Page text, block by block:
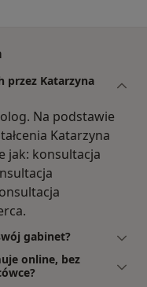
przez Katarzyna
Na podstawie
Katarzyna
jak: konsultacja
gabinet?
online, bez